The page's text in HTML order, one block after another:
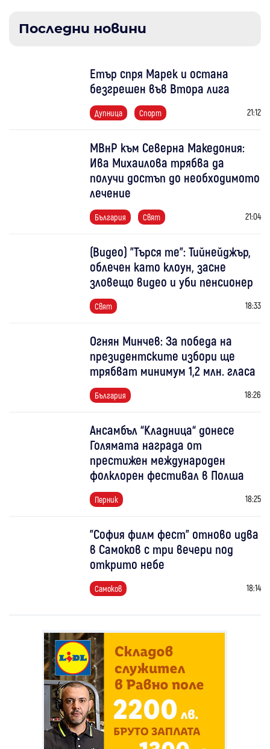
Последни новини
Етър спря Марек и остана
безгрешен във Втора лига
Дупница Спорт 21:12
МВнР към Северна Македония:
Ива Михаилова трябва да
получи достъп до необходимото
лечение
България Свят 21:04
(Видео) "Търся те": Тийнейджър,
облечен като клоун, засне
зловещо видео и уби пенсионер
Свят 18:33
Огнян Минчев: За победа на
президентските избори ще
трябват минимум 1,2 млн. гласа
България 18:26
Ансамбъл “Кладница“ донесе
Голямата награда от
престижен международен
фолклорен фестивал в Полша
Перник 18:25
"София филм фест" отново идва
в Самоков с три вечери под
открито небе
Самоков 18:14